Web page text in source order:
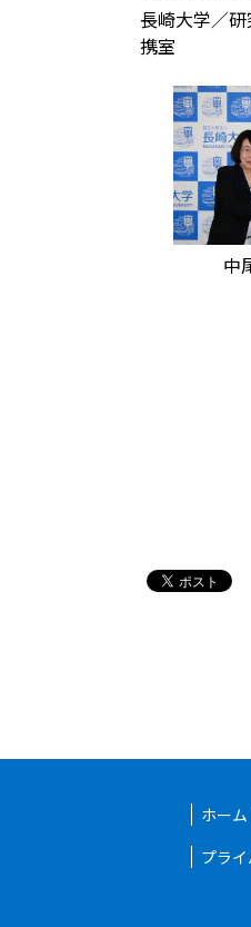
長崎大学／
携室
中
ホーム
プラ